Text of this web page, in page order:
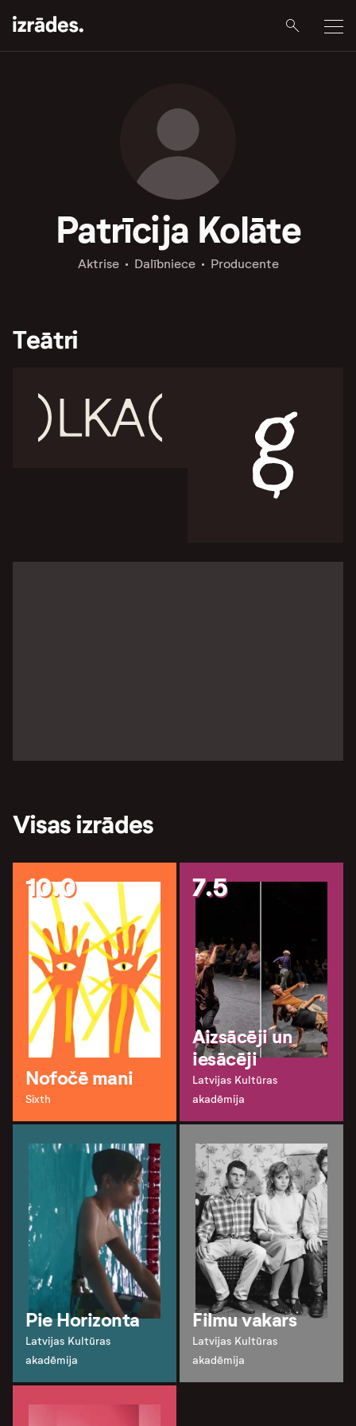
Patrīcija Kolāte
Aktrise Dalībniece Producente
Teātri
Visas izrādes
10.0
Nofočē mani
Sixth
7.5
Aizsācēji un
iesācēji
Latvijas Kultūras
akadēmija
Pie Horizonta
Latvijas Kultūras
akadēmija
Filmu vakars
Latvijas Kultūras
akadēmija